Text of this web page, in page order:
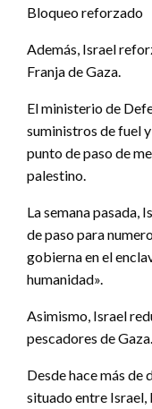
Bloqueo reforzado
Además, Israel
Franja de Gaza.
El ministerio de
suministros de fuel
punto de paso de
palestino.
La semana pasada,
de paso para
gobierna en el
humanidad».
Asimismo, Israel
pescadores de Gaza.
Desde hace más de
situado entre